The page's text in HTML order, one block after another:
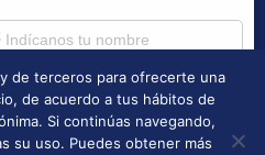
Política de Cookies
Tablón de anuncios
de terceros para ofrecerte una
de acuerdo a tus hábitos de
Si continúas navegando,
su uso. Puedes obtener más
Comenzar chat